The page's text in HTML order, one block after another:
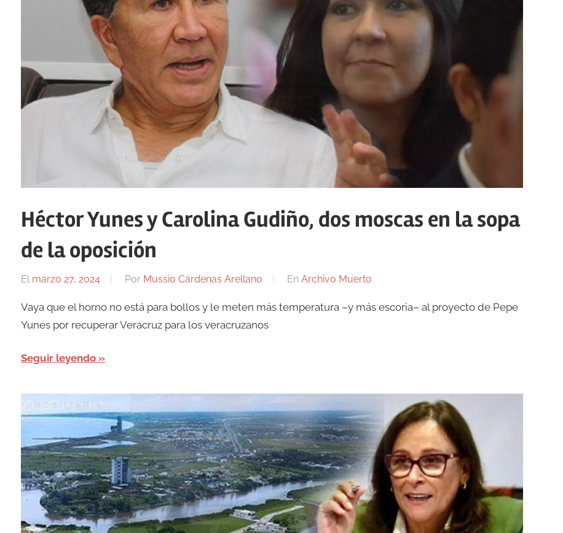
Héctor Yunes y Carolina Gudiño, dos moscas en la sopa
de la oposición
El marzo 27, 2024 Por Mussio Cárdenas Arellano En Archivo Muerto
Vaya que el horno no está para bollos y le meten más temperatura –y más escoria– al proyecto de Pepe
Yunes por recuperar Veracruz para los veracruzanos
Seguir leyendo